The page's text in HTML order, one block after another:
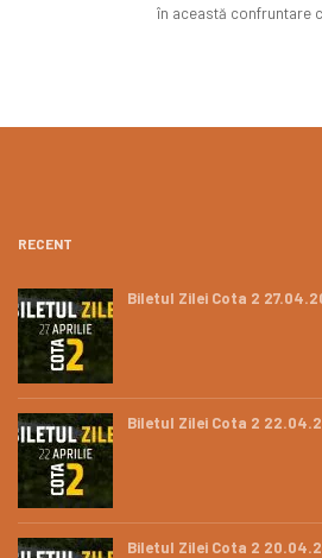
în această confruntare
RECENT
Biletul Zilei Cota 2
Biletul Zilei Cota 2
Biletul Zilei Cota 2